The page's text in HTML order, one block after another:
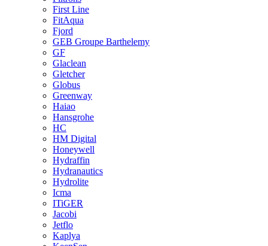
First Line
FitAqua
Fjord
GEB Groupe Barthelemy
GF
Glaclean
Gletcher
Globus
Greenway
Haiao
Hansgrohe
HC
HM Digital
Honeywell
Hydraffin
Hydranautics
Hydrolite
Icma
ITiGER
Jacobi
Jetflo
Kaplya